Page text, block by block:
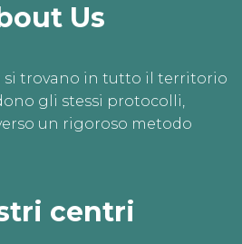
Us
si trovano in tutto il territorio
gli stessi protocolli,
un rigoroso metodo
centri